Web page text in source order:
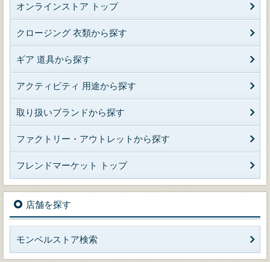
オンラインストア トップ
クロージング 衣類から探す
ギア 道具から探す
アクティビティ 用途から探す
取り扱いブランドから探す
ファクトリー・アウトレットから探す
フレンドマーケット トップ
店舗を探す
モンベルストア検索